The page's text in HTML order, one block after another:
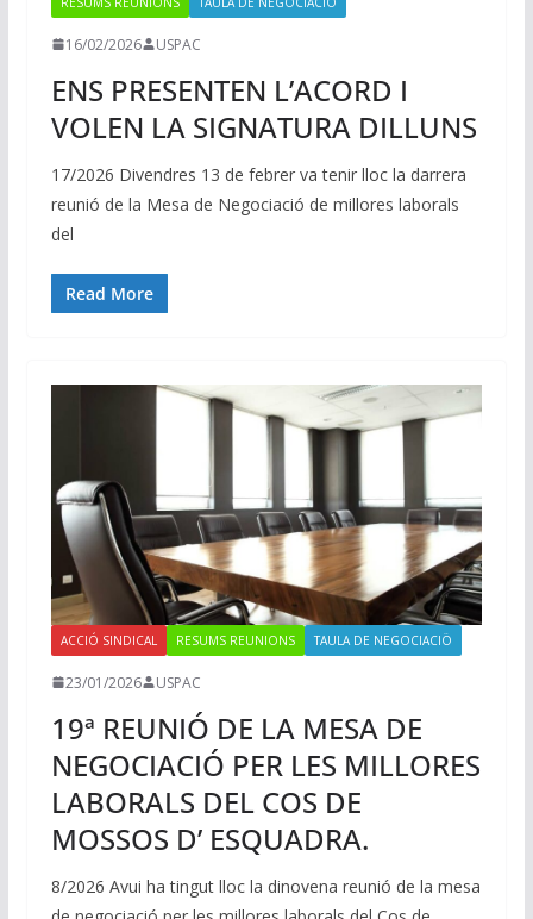
16/02/2026 USPAC
ENS PRESENTEN L’ACORD I
VOLEN LA SIGNATURA DILLUNS
17/2026 Divendres 13 de febrer va tenir lloc la darrera
reunió de la Mesa de Negociació de millores laborals
del
Read More
ACCIÓ SINDICAL RESUMS REUNIONS TAULA DE NEGOCIACIÖ
23/01/2026 USPAC
19ª REUNIÓ DE LA MESA DE
NEGOCIACIÓ PER LES MILLORES
LABORALS DEL COS DE
MOSSOS D’ ESQUADRA.
8/2026 Avui ha tingut lloc la dinovena reunió de la mesa